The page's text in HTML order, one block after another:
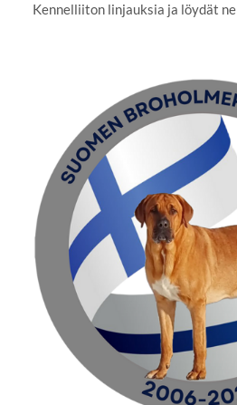
Kennelliiton linjauksia ja löydät ne